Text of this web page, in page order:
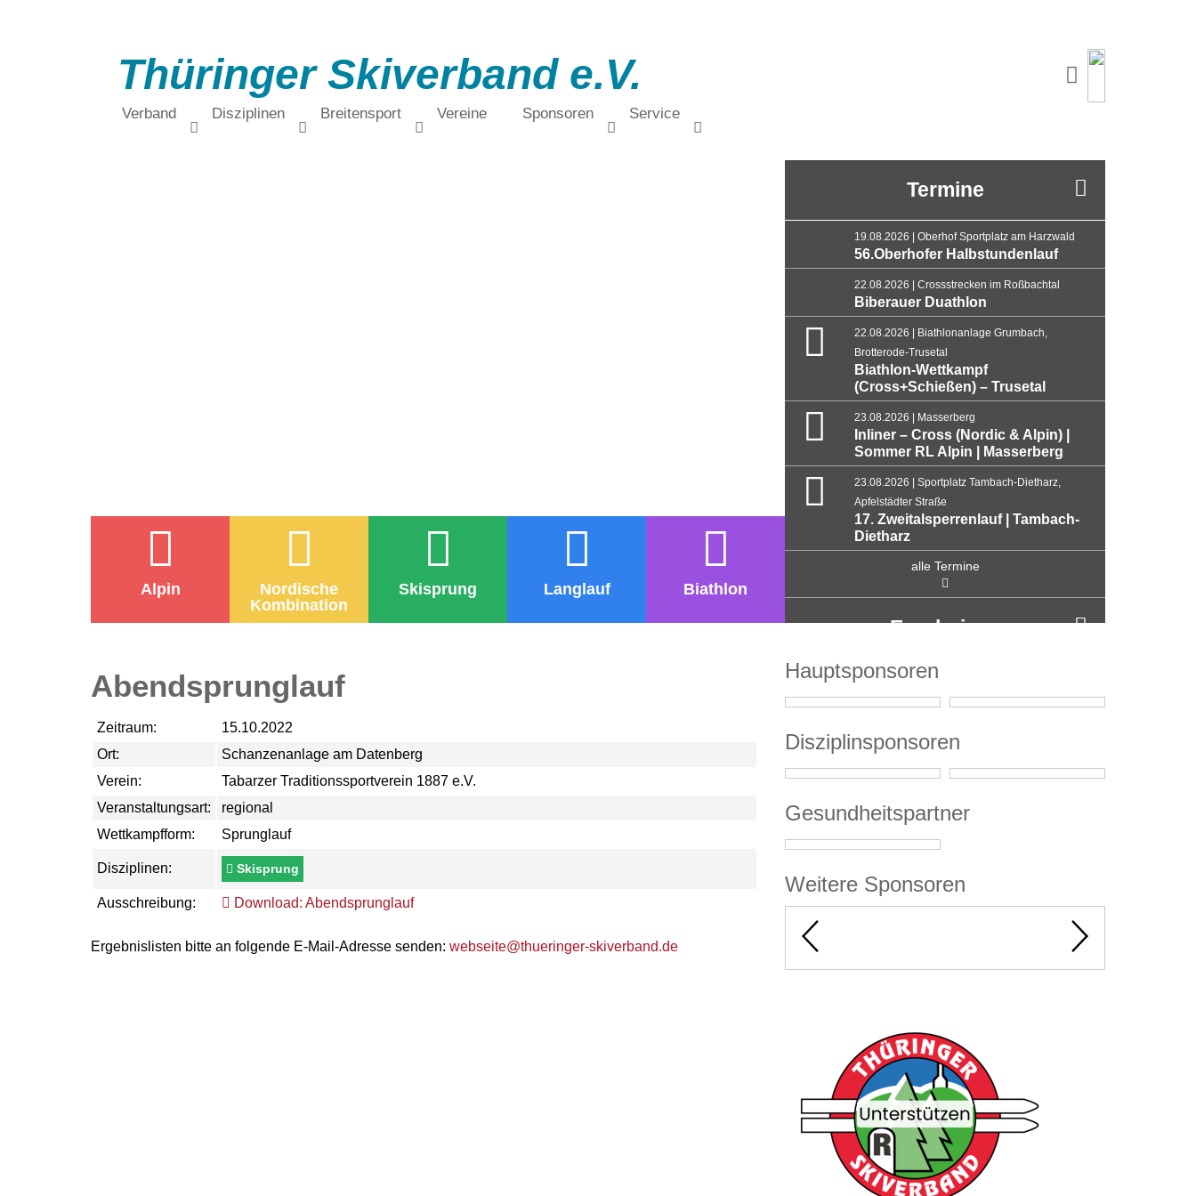
Thüringer Skiverband e.V.
Verband Disziplinen Breitensport Vereine Sponsoren Service
Alpin
Nordische
Kombination
Skisprung Langlauf Biathlon
Termine
19.08.2026 | Oberhof Sportplatz am Harzwald
56.Oberhofer Halbstundenlauf
22.08.2026 | Crossstrecken im Roßbachtal
Biberauer Duathlon
22.08.2026 | Biathlonanlage Grumbach,
Brotterode-Trusetal
Biathlon-Wettkampf
(Cross+Schießen) – Trusetal
23.08.2026 | Masserberg
Inliner – Cross (Nordic & Alpin) |
Sommer RL Alpin | Masserberg
23.08.2026 | Sportplatz Tambach-Dietharz,
Apfelstädter Straße
17. Zweitalsperrenlauf | Tambach-
Dietharz
alle Termine
Ergebnisse
Abendsprunglauf
Zeitraum:
15.10.2022
Ort:
Schanzenanlage am Datenberg
Verein:
Tabarzer Traditionssportverein 1887 e.V.
Veranstaltungsart:
regional
Wettkampfform:
Sprunglauf
Disziplinen: Skisprung
Ausschreibung: Download: Abendsprunglauf
Ergebnislisten bitte an folgende E-Mail-Adresse senden: webseite@thueringer-skiverband.de
Hauptsponsoren
Disziplinsponsoren
Gesundheitspartner
Weitere Sponsoren